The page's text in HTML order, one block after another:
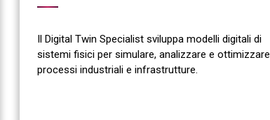
Il Digital Twin Specialist sviluppa modelli digitali di
sistemi fisici per simulare, analizzare e ottimizzare
processi industriali e infrastrutture.